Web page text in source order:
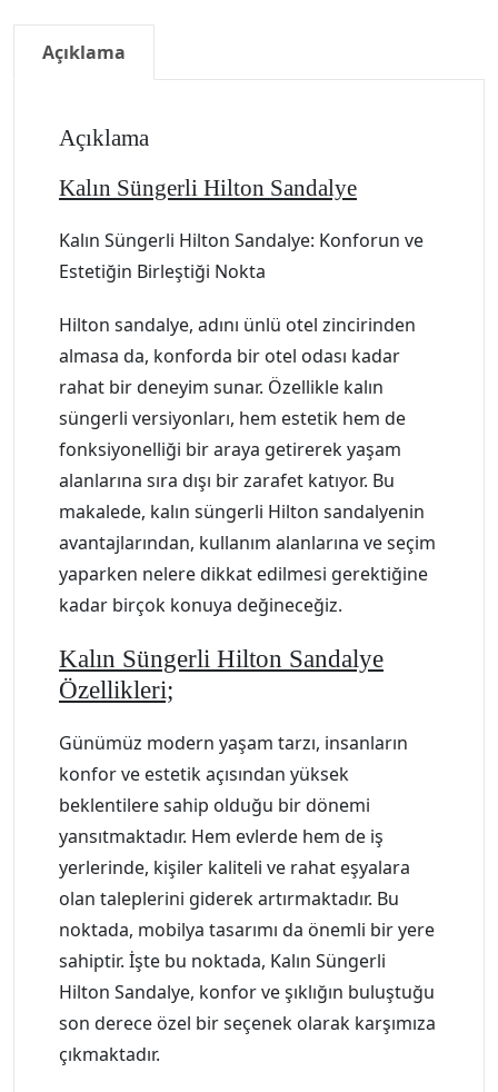
Açıklama
Açıklama
Kalın Süngerli Hilton Sandalye
Kalın Süngerli Hilton Sandalye: Konforun ve
Estetiğin Birleştiği Nokta
Hilton sandalye, adını ünlü otel zincirinden
almasa da, konforda bir otel odası kadar
rahat bir deneyim sunar. Özellikle kalın
süngerli versiyonları, hem estetik hem de
fonksiyonelliği bir araya getirerek yaşam
alanlarına sıra dışı bir zarafet katıyor. Bu
makalede, kalın süngerli Hilton sandalyenin
avantajlarından, kullanım alanlarına ve seçim
yaparken nelere dikkat edilmesi gerektiğine
kadar birçok konuya değineceğiz.
Kalın Süngerli Hilton Sandalye
Özellikleri;
Günümüz modern yaşam tarzı, insanların
konfor ve estetik açısından yüksek
beklentilere sahip olduğu bir dönemi
yansıtmaktadır. Hem evlerde hem de iş
yerlerinde, kişiler kaliteli ve rahat eşyalara
olan taleplerini giderek artırmaktadır. Bu
noktada, mobilya tasarımı da önemli bir yere
sahiptir. İşte bu noktada, Kalın Süngerli
Hilton Sandalye, konfor ve şıklığın buluştuğu
son derece özel bir seçenek olarak karşımıza
çıkmaktadır.